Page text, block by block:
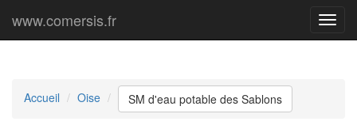
Menu
www.comersis.fr
Accueil Oise SM d'eau potable des Sablons